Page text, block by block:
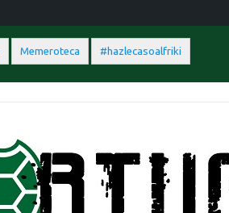
Memeroteca #hazlecasoalfriki